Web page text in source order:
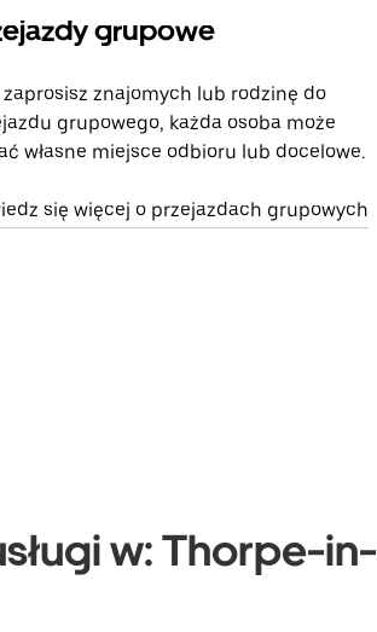
grupowe
zaprosisz znajomych lub rodzinę do
grupowego, każda osoba może
własne miejsce odbioru lub docelowe.
się więcej o przejazdach grupowych
w: Thorpe-in-